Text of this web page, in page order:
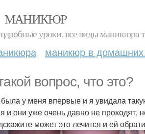
МАНИКЮР
уроки. все виды маникюра
маникюр в домашних
вопрос, что это?
у меня впервые и я увидала
и они уже очень давно не
может это лечится и ей